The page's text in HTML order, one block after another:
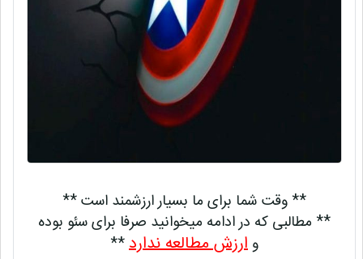
** وقت شما برای ما بسیار ارزشمند است **
** مطالبی که در ادامه میخوانید صرفا برای سئو بوده
وارزش مطالعه ندارد**